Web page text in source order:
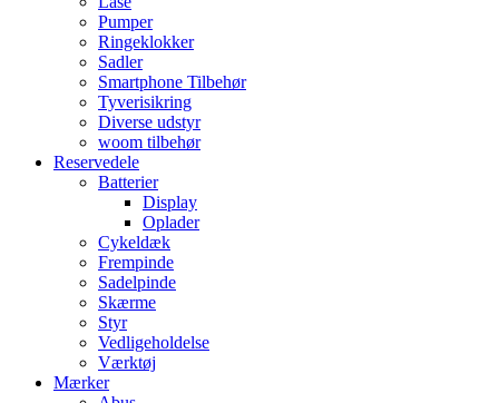
Pumper
Ringeklokker
Sadler
Smartphone Tilbehør
Tyverisikring
Diverse udstyr
woom tilbehør
Reservedele
Batterier
Display
Oplader
Cykeldæk
Frempinde
Sadelpinde
Skærme
Styr
Vedligeholdelse
Værktøj
Mærker